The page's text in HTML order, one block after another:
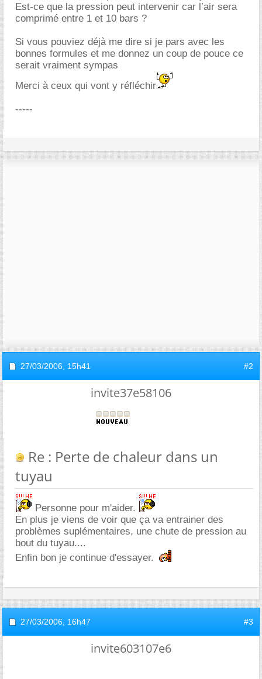
Est-ce que la pression peut intervenir car l’air sera
comprimé entre 1 et 10 bars ?
Si vous pouviez déjà me dire si je pars avec les
bonnes formules et me donnez un coup de pouce ce
serait vraiment sympas
Merci à ceux qui vont y réfléchir
-----
27/03/2006, 15h41 #2
invite37e58106
Re : Perte de chaleur dans un
tuyau
Personne pour m'aider.
En plus je viens de voir que ça va entrainer des
problèmes suplémentaires, une chute de pression au
bout du tuyau....
Enfin bon je continue d'essayer.
27/03/2006, 16h47 #3
invite603107e6